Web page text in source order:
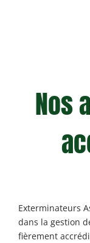
Nos
Exterminateurs
dans la gestion
fièrement